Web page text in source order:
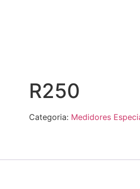
R250
Categoria: Medidores